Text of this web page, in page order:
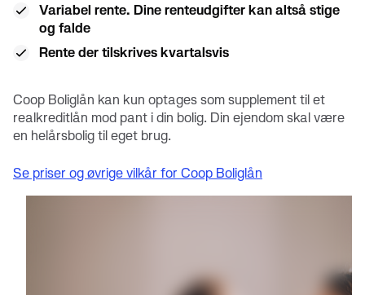
Variabel rente. Dine renteudgifter kan altså stige
og falde
Rente der tilskrives kvartalsvis
Coop Boliglån kan kun optages som supplement til et
realkreditlån mod pant i din bolig. Din ejendom skal være
en helårsbolig til eget brug.
Se priser og øvrige vilkår for Coop Boliglån